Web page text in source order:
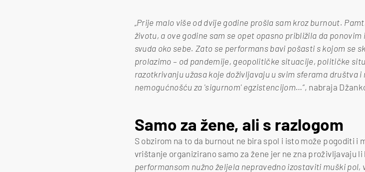
„Prije malo više od dvije godine prošla sam kroz burnout.
životu, a ove godine sam se opet opasno približila da
svuda oko sebe. Zato se performans bavi pošasti s kojom se
prolazimo – od pandemije, geopolitičke situacije, političke
razotkrivanju užasa koje doživljavaju u svim sferama društva
nemogućnošću za 'sigurnom' egzistencijom…“, nabraja
Samo za žene, ali s razlogom
S obzirom na to da burnout ne bira spol i isto može pogoditi i
vrištanje organizirano samo za žene jer ne zna proživljavaju
performansom nužno željela nepravedno izostaviti muški